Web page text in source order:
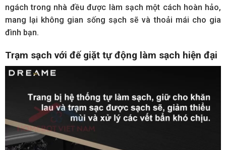
ngách trong nhà đều được làm sạch một cách hoàn hảo,
mang lại không gian sống sạch sẽ và thoải mái cho gia
đình bạn.
Trạm sạch với đế giặt tự động làm sạch hiện đại